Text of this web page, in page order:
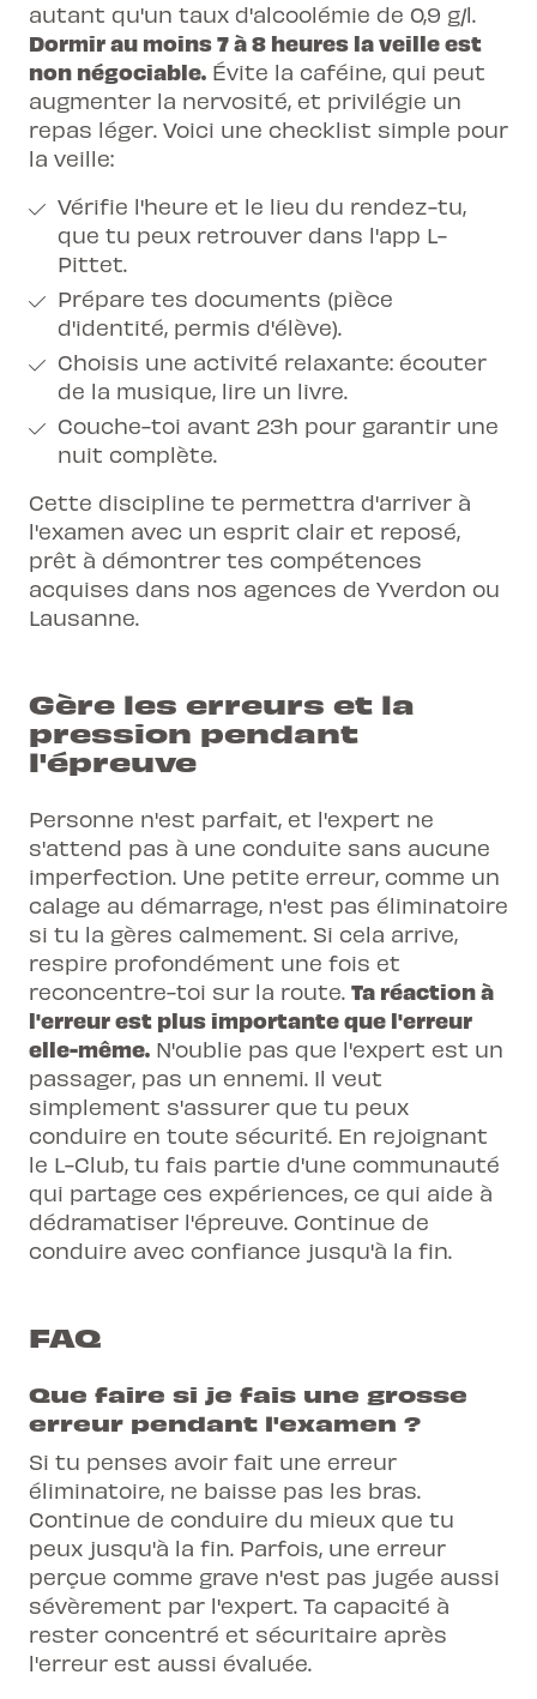
autant qu'un taux d'alcoolémie de 0,9 g/l.
Dormir au moins 7 à 8 heures la veille est
non négociable. Évite la caféine, qui peut
augmenter la nervosité, et privilégie un
repas léger. Voici une checklist simple pour
la veille:
Vérifie l'heure et le lieu du rendez-tu,
que tu peux retrouver dans l'app L-
Pittet.
Prépare tes documents (pièce
d'identité, permis d'élève).
Choisis une activité relaxante: écouter
de la musique, lire un livre.
Couche-toi avant 23h pour garantir une
nuit complète.
Cette discipline te permettra d'arriver à
l'examen avec un esprit clair et reposé,
prêt à démontrer tes compétences
acquises dans nos agences de Yverdon ou
Lausanne.
Gère les erreurs et la
pression pendant
l'épreuve
Personne n'est parfait, et l'expert ne
s'attend pas à une conduite sans aucune
imperfection. Une petite erreur, comme un
calage au démarrage, n'est pas éliminatoire
si tu la gères calmement. Si cela arrive,
respire profondément une fois et
reconcentre-toi sur la route. Ta réaction à
l'erreur est plus importante que l'erreur
elle-même. N'oublie pas que l'expert est un
passager, pas un ennemi. Il veut
simplement s'assurer que tu peux
conduire en toute sécurité. En rejoignant
le L-Club, tu fais partie d'une communauté
qui partage ces expériences, ce qui aide à
dédramatiser l'épreuve. Continue de
conduire avec confiance jusqu'à la fin.
FAQ
Que faire si je fais une grosse
erreur pendant l'examen ?
Si tu penses avoir fait une erreur
éliminatoire, ne baisse pas les bras.
Continue de conduire du mieux que tu
peux jusqu'à la fin. Parfois, une erreur
perçue comme grave n'est pas jugée aussi
sévèrement par l'expert. Ta capacité à
rester concentré et sécuritaire après
l'erreur est aussi évaluée.